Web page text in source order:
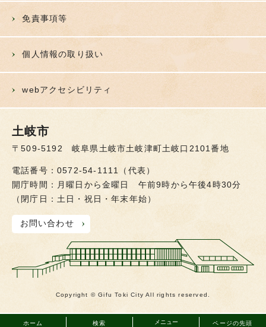
ホーム 検索 メニュー ページの先頭
免責事項等
個人情報の取り扱い
webアクセシビリティ
土岐市
〒509-5192 岐阜県土岐市土岐津町土岐口2101番地
電話番号：0572-54-1111（代表）
開庁時間：月曜日から金曜日 午前9時から午後4時30分
（閉庁日：土日・祝日・年末年始）
お問い合わせ
Copyright © Gifu Toki City All rights reserved.